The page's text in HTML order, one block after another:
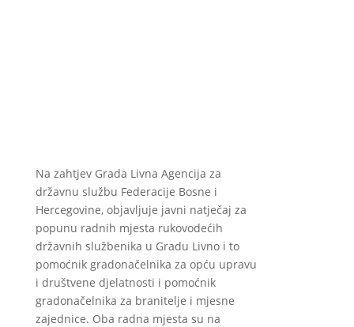
Na zahtjev Grada Livna Agencija za
državnu službu Federacije Bosne i
Hercegovine, objavljuje javni natječaj za
popunu radnih mjesta rukovodećih
državnih službenika u Gradu Livno i to
pomoćnik gradonačelnika za opću upravu
i društvene djelatnosti i pomoćnik
gradonačelnika za branitelje i mjesne
zajednice. Oba radna mjesta su na